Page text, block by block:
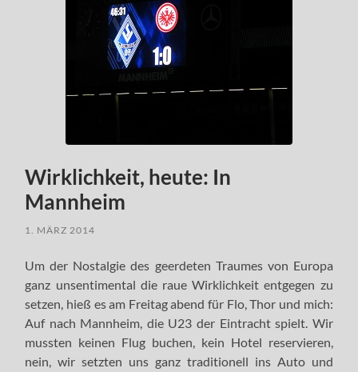
Wirklichkeit, heute: In
Mannheim
1. MÄRZ 2014
Um der Nostalgie des geerdeten Traumes von Europa
ganz unsentimental die raue Wirklichkeit entgegen zu
setzen, hieß es am Freitag abend für Flo, Thor und mich:
Auf nach Mannheim, die U23 der Eintracht spielt. Wir
mussten keinen Flug buchen, kein Hotel reservieren,
nein, wir setzten uns ganz traditionell ins Auto und